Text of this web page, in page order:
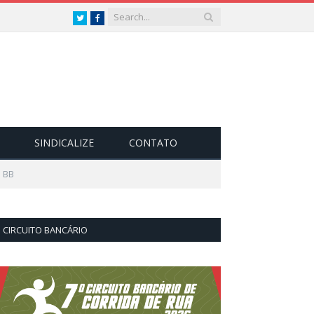
TwitterFacebook
SINDICALIZE CONTATO
CIRCUITO BANCÁRIO